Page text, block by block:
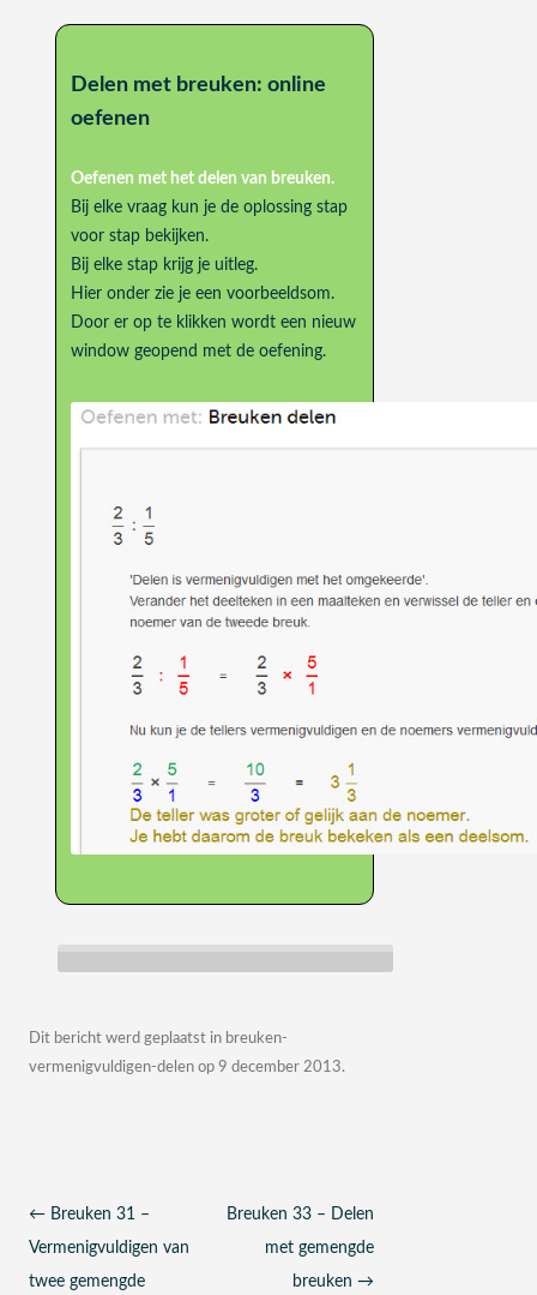
Delen met breuken: online
oefenen
Oefenen met het delen van breuken.
Bij elke vraag kun je de oplossing stap
voor stap bekijken.
Bij elke stap krijg je uitleg.
Hier onder zie je een voorbeeldsom.
Door er op te klikken wordt een nieuw
window geopend met de oefening.
Dit bericht werd geplaatst in breuken-
vermenigvuldigen-delen op 9 december 2013.
Berichtnavigatie
← Breuken 31 –
Vermenigvuldigen van
twee gemengde
Breuken 33 – Delen
met gemengde
breuken→